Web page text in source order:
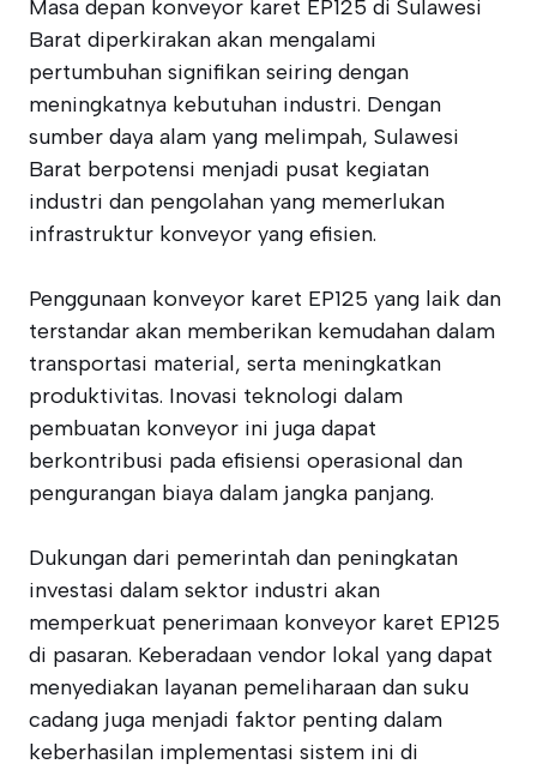
Masa depan konveyor karet EP125 di Sulawesi
Barat diperkirakan akan mengalami
pertumbuhan signifikan seiring dengan
meningkatnya kebutuhan industri. Dengan
sumber daya alam yang melimpah, Sulawesi
Barat berpotensi menjadi pusat kegiatan
industri dan pengolahan yang memerlukan
infrastruktur konveyor yang efisien.
Penggunaan konveyor karet EP125 yang laik dan
terstandar akan memberikan kemudahan dalam
transportasi material, serta meningkatkan
produktivitas. Inovasi teknologi dalam
pembuatan konveyor ini juga dapat
berkontribusi pada efisiensi operasional dan
pengurangan biaya dalam jangka panjang.
Dukungan dari pemerintah dan peningkatan
investasi dalam sektor industri akan
memperkuat penerimaan konveyor karet EP125
di pasaran. Keberadaan vendor lokal yang dapat
menyediakan layanan pemeliharaan dan suku
cadang juga menjadi faktor penting dalam
keberhasilan implementasi sistem ini di